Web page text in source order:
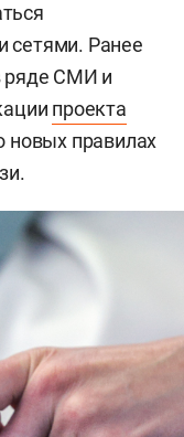
сетями. Ранее
ряде СМИ и
проекта
новых правилах